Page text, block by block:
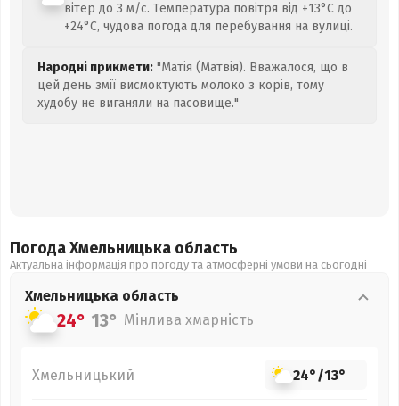
вітер до 3 м/с. Температура повітря від +13°C до
+24°C, чудова погода для перебування на вулиці.
Народні прикмети: "Матія (Матвія). Вважалося, що в
цей день змії висмоктують молоко з корів, тому
худобу не виганяли на пасовище."
Погода Хмельницька область
Актуальна інформація про погоду та атмосферні умови на сьогодні
Хмельницька область
24° 13° Мінлива хмарність
Хмельницький 24°/13°